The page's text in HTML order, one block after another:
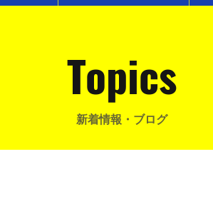
Topics
新着情報・ブログ